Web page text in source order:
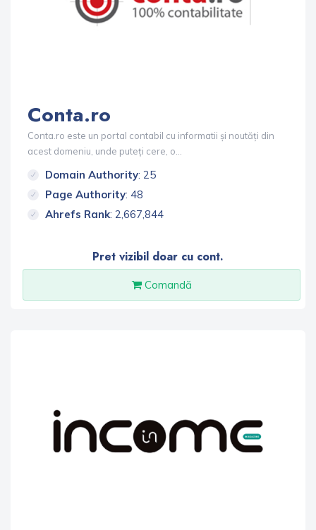
Conta.ro
Conta.ro este un portal contabil cu informatii și noutăți din
acest domeniu, unde puteți cere, o...
Domain Authority: 25
Page Authority: 48
Ahrefs Rank: 2,667,844
Pret vizibil doar cu cont.
Comandă